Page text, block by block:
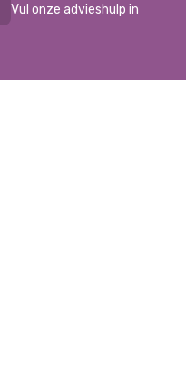
Vul onze advieshulp in